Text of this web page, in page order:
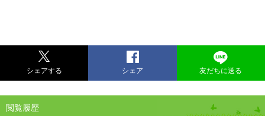
シェアする シェア 友だちに送る
閲覧履歴